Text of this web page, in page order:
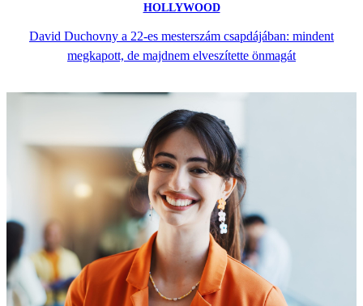
HOLLYWOOD
David Duchovny a 22-es mesterszám csapdájában: mindent
megkapott, de majdnem elveszítette önmagát